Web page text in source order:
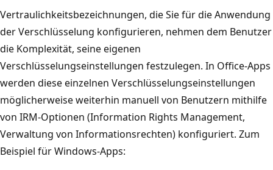
Vertraulichkeitsbezeichnungen, die Sie für die Anwendung
der Verschlüsselung konfigurieren, nehmen dem Benutzer
die Komplexität, seine eigenen
Verschlüsselungseinstellungen festzulegen. In Office-Apps
werden diese einzelnen Verschlüsselungseinstellungen
möglicherweise weiterhin manuell von Benutzern mithilfe
von IRM-Optionen (Information Rights Management,
Verwaltung von Informationsrechten) konfiguriert. Zum
Beispiel für Windows-Apps: